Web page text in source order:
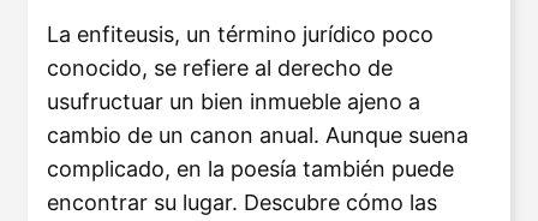
La enfiteusis, un término jurídico poco
conocido, se refiere al derecho de
usufructuar un bien inmueble ajeno a
cambio de un canon anual. Aunque suena
complicado, en la poesía también puede
encontrar su lugar. Descubre cómo las